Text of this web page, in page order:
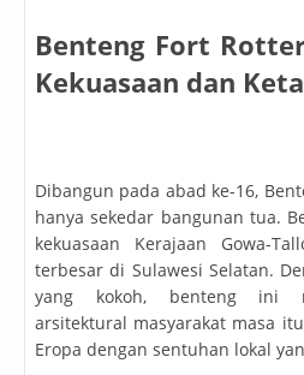
Benteng Fort
Kekuasaan dan
Dibangun pada abad ke-16,
hanya sekedar bangunan tua.
kekuasaan Kerajaan Gowa-
terbesar di Sulawesi Selatan.
yang kokoh, benteng ini
arsitektural masyarakat masa
Eropa dengan sentuhan lokal